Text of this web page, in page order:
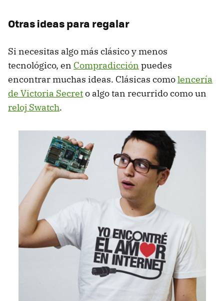
Otras ideas para regalar
Si necesitas algo más clásico y menos
tecnológico, en Compradicción puedes
encontrar muchas ideas. Clásicas comolencería
de Victoria Secreto algo tan recurrido como un
reloj Swatch.